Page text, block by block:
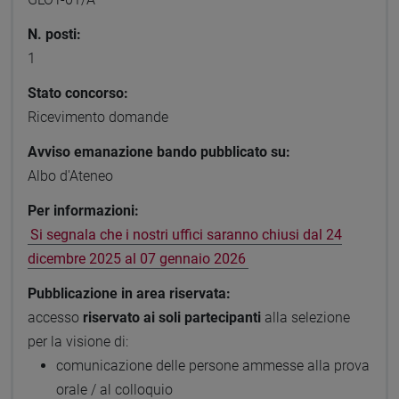
N. posti:
1
Stato concorso:
Ricevimento domande
Avviso emanazione bando pubblicato su:
Albo d'Ateneo
Per informazioni:
Si segnala che i nostri uffici saranno chiusi dal 24
dicembre 2025 al 07 gennaio 2026
Pubblicazione in area riservata:
accesso riservato ai soli partecipantialla selezione
per la visione di:
comunicazione delle persone ammesse alla prova
orale / al colloquio